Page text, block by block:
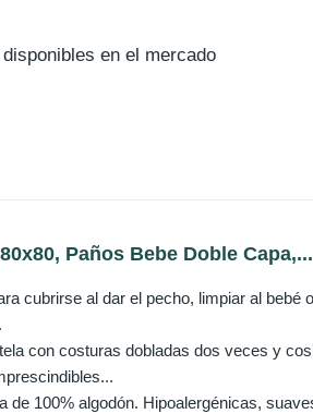
en el mercado
Paños Bebe Doble Capa,...
cubrirse al dar el pecho, limpiar al bebé
con costuras dobladas dos veces y
de 100% algodón. Hipoalergénicas,